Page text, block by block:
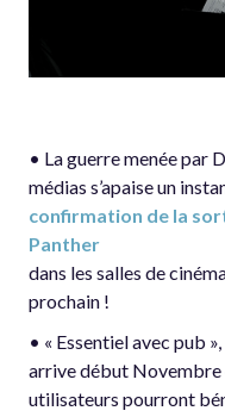
• La guerre menée par
médias s’apaise un
confirmation de la
Panther
dans les salles de
prochain !
• « Essentiel avec pub »,
arrive début Novembre
utilisateurs pourront